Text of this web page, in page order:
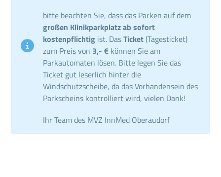
bitte beachten Sie, dass das Parken auf dem
großen Klinikparkplatz ab sofort
kostenpflichtig ist. DasTicket (Tagesticket)
zum Preis von 3,- € können Sie am
Parkautomaten lösen. Bitte legen Sie das
Ticket gut leserlich hinter die
Windschutzscheibe, da das Vorhandensein des
Parkscheins kontrolliert wird, vielen Dank!
Ihr Team des MVZ InnMed Oberaudorf